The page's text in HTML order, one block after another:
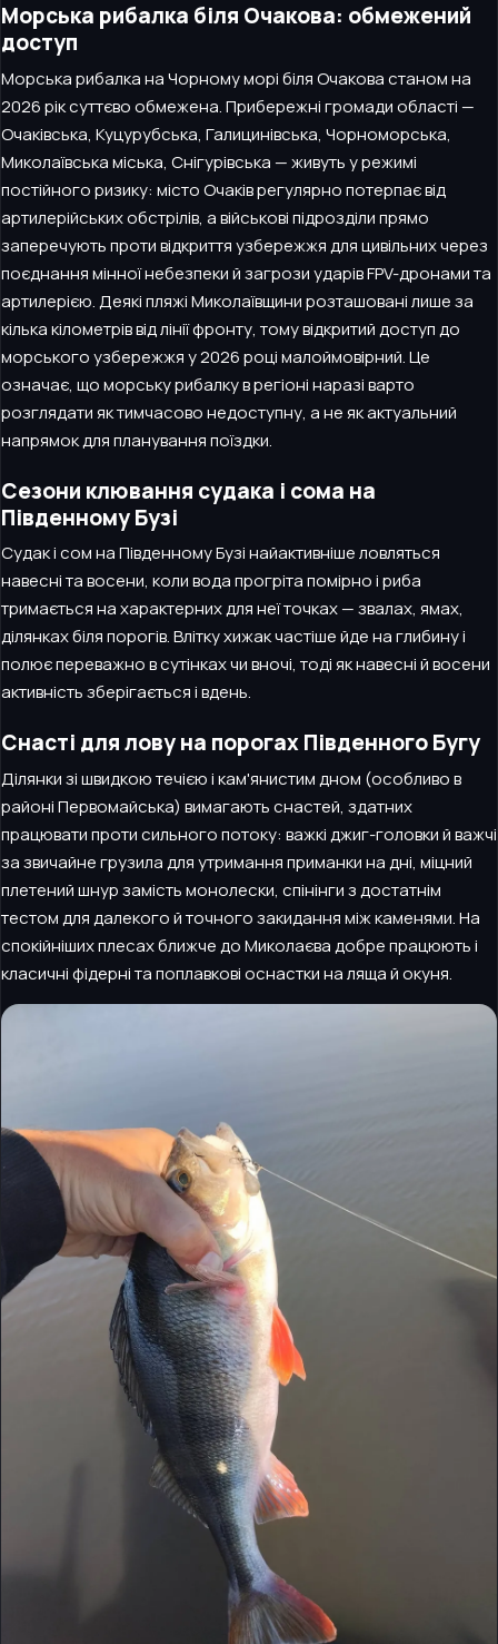
Морська рибалка біля Очакова: обмежений
доступ
Морська рибалка на Чорному морі біля Очакова станом на
2026 рік суттєво обмежена. Прибережні громади області —
Очаківська, Куцурубська, Галицинівська, Чорноморська,
Миколаївська міська, Снігурівська — живуть у режимі
постійного ризику: місто Очаків регулярно потерпає від
артилерійських обстрілів, а військові підрозділи прямо
заперечують проти відкриття узбережжя для цивільних через
поєднання мінної небезпеки й загрози ударів FPV-дронами та
артилерією. Деякі пляжі Миколаївщини розташовані лише за
кілька кілометрів від лінії фронту, тому відкритий доступ до
морського узбережжя у 2026 році малоймовірний. Це
означає, що морську рибалку в регіоні наразі варто
розглядати як тимчасово недоступну, а не як актуальний
напрямок для планування поїздки.
Сезони клювання судака і сома на
Південному Бузі
Судак і сом на Південному Бузі найактивніше ловляться
навесні та восени, коли вода прогріта помірно і риба
тримається на характерних для неї точках — звалах, ямах,
ділянках біля порогів. Влітку хижак частіше йде на глибину і
полює переважно в сутінках чи вночі, тоді як навесні й восени
активність зберігається і вдень.
Снасті для лову на порогах Південного Бугу
Ділянки зі швидкою течією і кам'янистим дном (особливо в
районі Первомайська) вимагають снастей, здатних
працювати проти сильного потоку: важкі джиг-головки й важчі
за звичайне грузила для утримання приманки на дні, міцний
плетений шнур замість монолески, спінінги з достатнім
тестом для далекого й точного закидання між каменями. На
спокійніших плесах ближче до Миколаєва добре працюють і
класичні фідерні та поплавкові оснастки на ляща й окуня.